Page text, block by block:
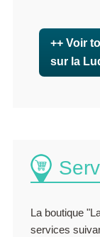
++ Voir
sur la
La boutique
services